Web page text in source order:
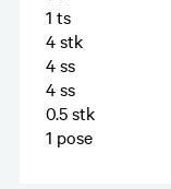
1 ts
4stk
4ss
4ss
0.5stk
1 pose